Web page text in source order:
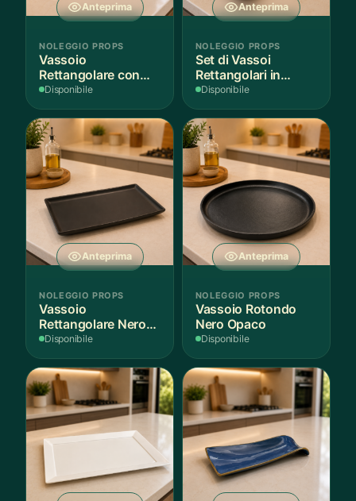
Anteprima
NOLEGGIO PROPS
Vassoio
Rettangolare con
Fantasia
Disponibile
Anteprima
NOLEGGIO PROPS
Set di Vassoi
Rettangolari in
Finitura Legno
Disponibile
Anteprima
NOLEGGIO PROPS
Vassoio
Rettangolare Nero
Opaco
Disponibile
Anteprima
NOLEGGIO PROPS
Vassoio Rotondo
Nero Opaco
Disponibile